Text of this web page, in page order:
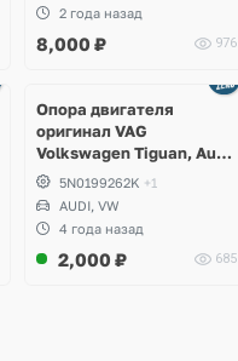
2 года назад
8,000 ₽ 976
Опора двигателя
оригинал VAG
Volkswagen Tiguan, Audi
Q3 2.0 TSI, CCZA, CPSA
5N0199262K +1
AUDI, VW
4 года назад
2,000 ₽ 685